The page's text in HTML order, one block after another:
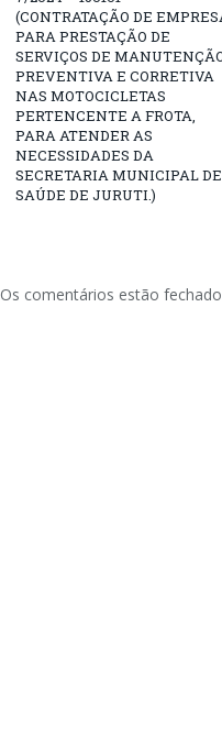
(CONTRATAÇÃO DE
PARA PRESTAÇÃO DE
SERVIÇOS DE
PREVENTIVA E CORRETIVA
NAS MOTOCICLETAS
PERTENCENTE A FROTA,
PARA ATENDER AS
NECESSIDADES DA
SECRETARIA MUNICIPAL DE
SAÚDE DE JURUTI.)
Os comentários estão